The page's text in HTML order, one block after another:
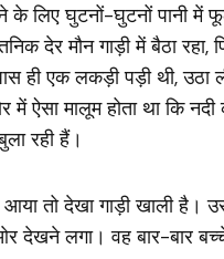
के लिए घुटनों-घुटनों पानी में
देर मौन गाड़ी में बैठा
ही एक लकड़ी पड़ी थी,
ऐसा मालूम होता था कि
रही हैं।
तो देखा गाड़ी खाली है।
देखने लगा। वह बार-बार